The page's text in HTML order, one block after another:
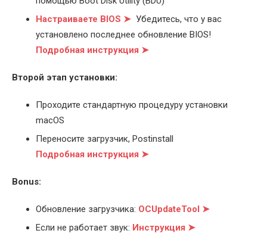
Настраиваете BIOS ➤ Убедитесь, что у вас
установлено последнее обновление BIOS!
Подробная инструкция ➤
Второй этап установки:
Проходите стандартную процедуру установки
macOS
Переносите загрузчик, Postinstall
Подробная инструкция ➤
Bonus:
Обновление загрузчика: OCUpdateTool ➤
Если не работает звук: Инструкция ➤